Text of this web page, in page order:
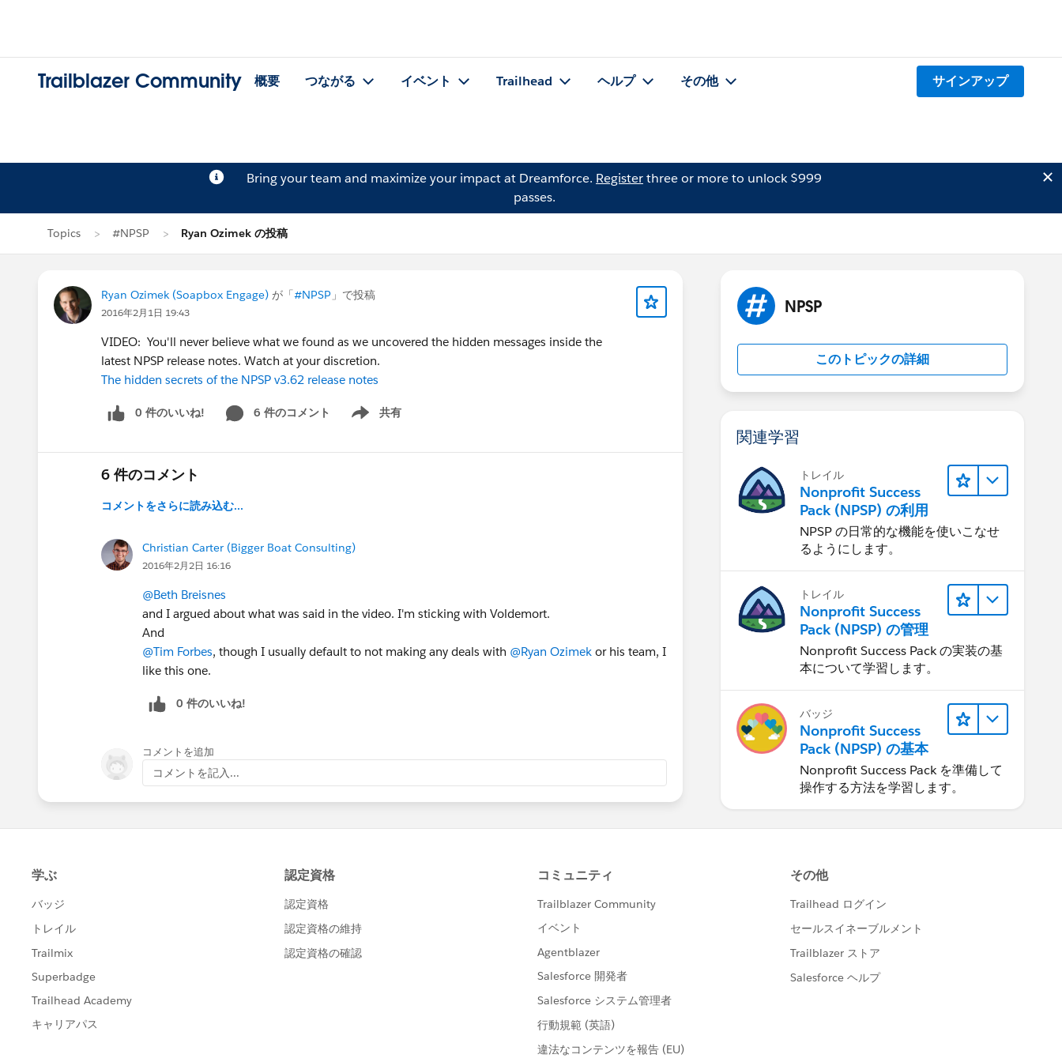
Trailblazer Community 概要 つながる イベント Trailhead ヘルプ その他 サインアップ
Bring your team and maximize your impact at Dreamforce. Registerthree or more to unlock $999
passes.
Topics #NPSP Ryan Ozimek の投稿
Ryan Ozimek (Soapbox Engage) が「#NPSP 」で投稿
2016年2月1日 19:43
VIDEO: You'll never believe what we found as we uncovered the hidden messages inside the
latest NPSP release notes. Watch at your discretion.
The hidden secrets of the NPSP v3.62 release notes
0 件のいいね! 6 件のコメント 共有
Show menu
6 件のコメント
コメントをさらに読み込む...
Christian Carter (Bigger Boat Consulting)
2016年2月2日 16:16
@Beth Breisnes
and I argued about what was said in the video. I'm sticking with Voldemort.
And
@Tim Forbes, though I usually default to not making any deals with @Ryan Ozimek or his team, I
like this one.
0 件のいいね!
コメントを追加
コメントを記入...
NPSP
このトピックの詳細
関連学習
トレイル
Nonprofit Success
Pack (NPSP) の利用
NPSP の日常的な機能を使いこなせ
るようにします。
トレイル
Nonprofit Success
Pack (NPSP) の管理
Nonprofit Success Pack の実装の基
本について学習します。
バッジ
Nonprofit Success
Pack (NPSP) の基本
Nonprofit Success Pack を準備して
操作する方法を学習します。